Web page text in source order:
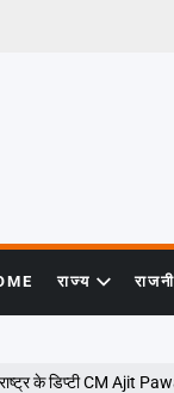
राज्य
के डिप्टी CM Ajit